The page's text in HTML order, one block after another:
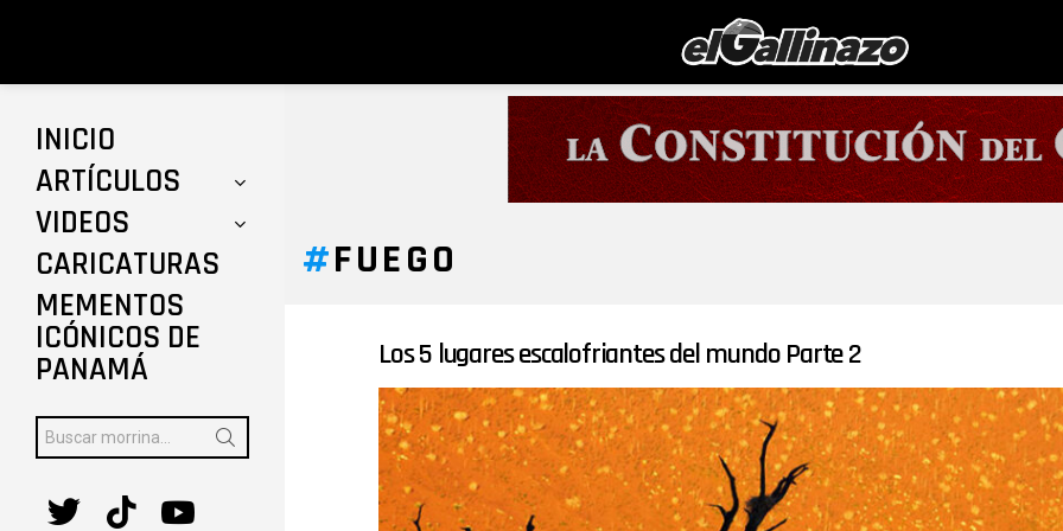
FUEGO
ÚLTIMAS
HISTORIAS
Los 5 lugares escalofriantes del mundo Parte 2
INICIO
ARTÍCULOS
VIDEOS
CARICATURAS
MEMENTOS
ICÓNICOS DE
PANAMÁ